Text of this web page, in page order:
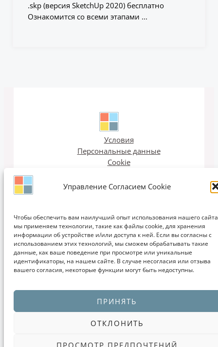
Управление Согласием Cookie
Чтобы обеспечить вам наилучший опыт использования нашего
мы применяем технологии, такие как файлы cookie, для хранения
информации об устройстве и/или доступа к ней. Если вы согласны с
использованием этих технологий, мы сможем обрабатывать такие
данные, как ваше поведение при просмотре или уникальные
идентификаторы, на нашем сайте. В случае несогласия или отзыва
вашего согласия, некоторые функции могут быть недоступны.
ПРИНЯТЬ
ОТКЛОНИТЬ
ПРОСМОТР ПРЕДПОЧТЕНИЙ
.skp (версия SketchUp 2020) бесплатно
Ознакомится со всеми этапами ...
Условия
Персональные данные
Cookie
Email рассылка
Кухни, Мебель, Идеи, Мода, Проектирование, Обучение